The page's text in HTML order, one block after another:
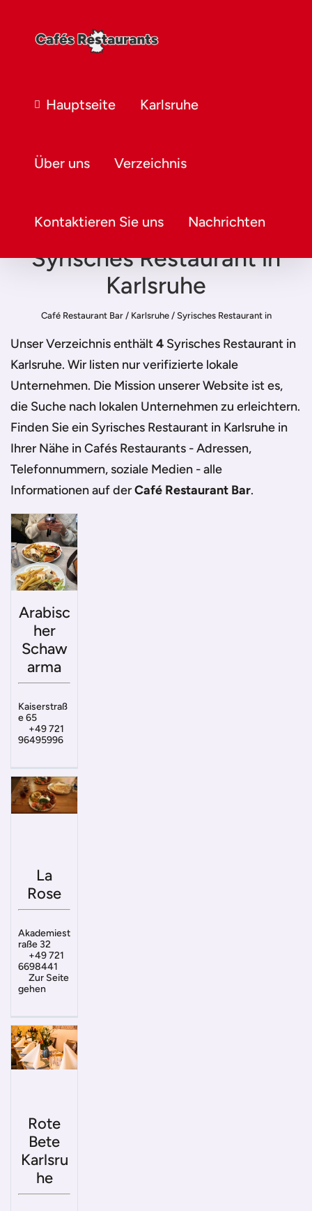
Hauptseite Karlsruhe
Über uns Verzeichnis
Kontaktieren Sie uns Nachrichten
Syrisches Restaurant in
Karlsruhe
Café Restaurant Bar/ Karlsruhe/ Syrisches Restaurant in
Unser Verzeichnis enthält4 Syrisches Restaurant in
Karlsruhe. Wir listen nur verifizierte lokale
Unternehmen. Die Mission unserer Website ist es,
die Suche nach lokalen Unternehmen zu erleichtern.
Finden Sie ein Syrisches Restaurant in Karlsruhe in
Ihrer Nähe in Cafés Restaurants - Adressen,
Telefonnummern, soziale Medien - alle
Informationen auf derCafé Restaurant Bar.
Arabisc
her
Schaw
arma
Kaiserstraß
e 65
+49 721
96495996
La
Rose
Akademiest
raße 32
+49 721
6698441
Zur Seite
gehen
Rote
Bete
Karlsru
he